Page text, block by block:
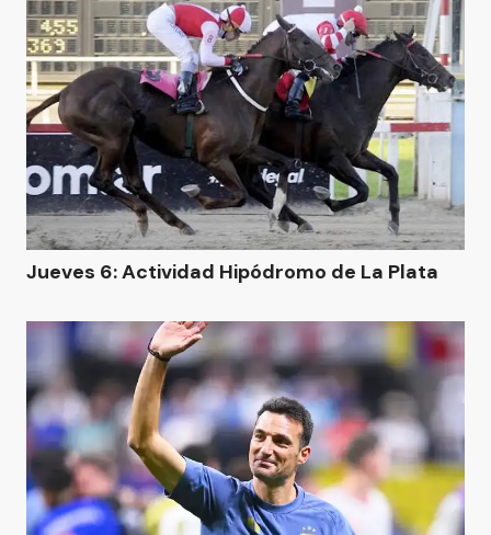
Jueves 6: Actividad Hipódromo de La Plata